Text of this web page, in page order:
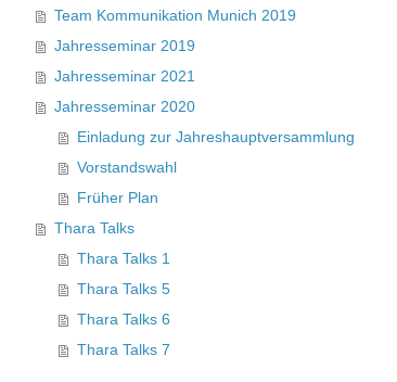
Team Kommunikation Munich 2019
Jahresseminar 2019
Jahresseminar 2021
Jahresseminar 2020
Einladung zur Jahreshauptversammlung
Vorstandswahl
Früher Plan
Thara Talks
Thara Talks 1
Thara Talks 5
Thara Talks 6
Thara Talks 7